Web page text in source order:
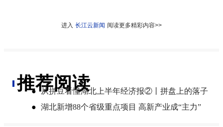
进入 长江云新闻 阅读更多精彩内容>>
推荐阅读
● 从拼豆看懂湖北上半年经济报②丨拼盘上的落子
● 湖北新增88个省级重点项目 高新产业成“主力”